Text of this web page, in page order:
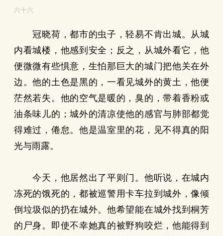
六十六
冠晓荷，都市的虫子，轻易不肯出城。从城
内看城楼，他感到安全；反之，从城外看它，他
便微微有些惧意，生怕那巨大的城门把他关在外
边。他的土色是黑的，一看见城外的黄土，他便
茫然若失。他的空气是暖的，臭的，带着香粉或
油条味儿的；城外的清凉使他的感官与肺部都觉
得难过，倦怠。他是温室里的花，见不得真的阳
光与雨露。
今天，他居然出了平则门。他听说，在城内
冻死的饿死的，都被巡警用卡车拉到城外，像倾
倒垃圾似的扔在城外。他希望能在城外找到桐芳
的尸身。即使不幸她真的被野狗咬烂，他能得到